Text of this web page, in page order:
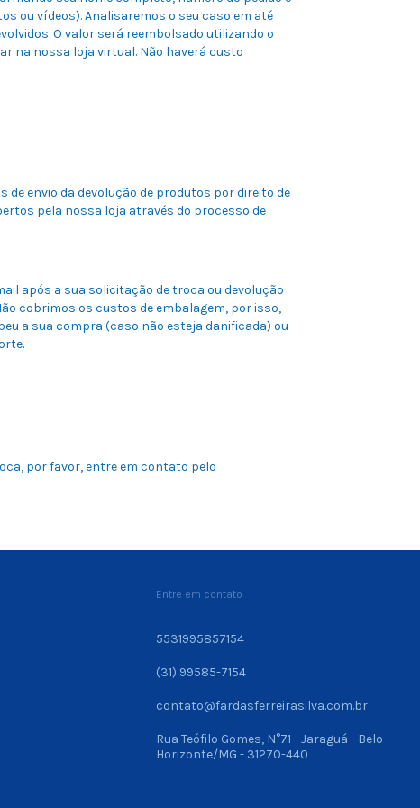
ou vídeos). Analisaremos o seu caso em até
O valor será reembolsado utilizando o
na nossa loja virtual. Não haverá custo
de envio da devolução de produtos por direito de
pela nossa loja através do processo de
após a sua solicitação de troca ou devolução
cobrimos os custos de embalagem, por isso,
a sua compra (caso não esteja danificada) ou
por favor, entre em contato pelo
Entre em contato
5531995857154
(31) 99585-7154
contato@fardasferreirasilva.com.br
Rua Teófilo Gomes, N°71 - Jaraguá - Belo
Horizonte/MG - 31270-440